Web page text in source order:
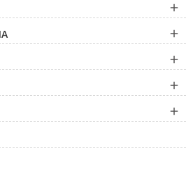




